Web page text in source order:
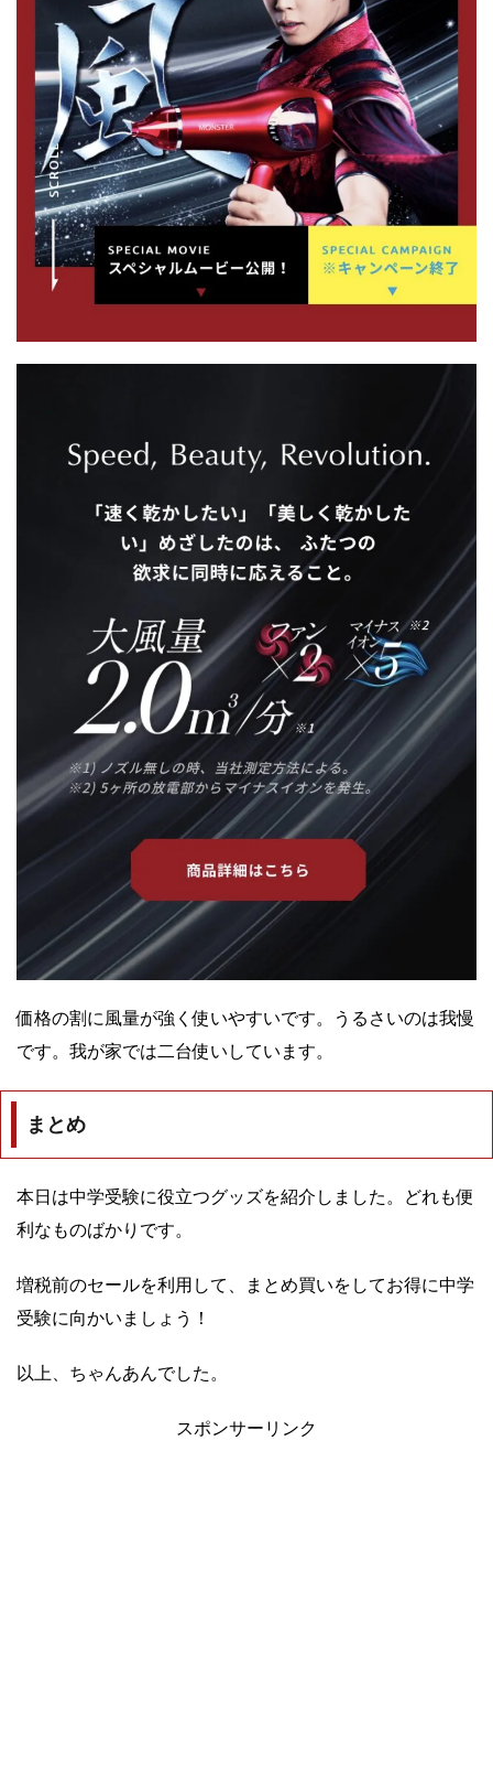
価格の割に風量が強く使いやすいです。うるさいのは我慢
です。我が家では二台使いしています。
まとめ
本日は中学受験に役立つグッズを紹介しました。どれも便
利なものばかりです。
増税前のセールを利用して、まとめ買いをしてお得に中学
受験に向かいましょう！
以上、ちゃんあんでした。
スポンサーリンク